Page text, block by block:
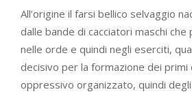
All’origine il farsi bellico selvaggio
dalle bande di cacciatori maschi
nelle orde e quindi negli eserciti,
decisivo per la formazione dei
oppressivo organizzato, quindi